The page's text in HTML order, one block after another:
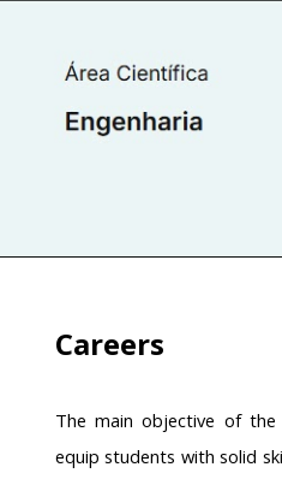
Careers
The main objective of
equip students with solid